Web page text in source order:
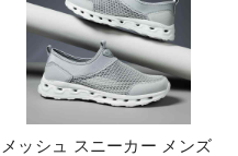
メッシュ スニーカー メンズ